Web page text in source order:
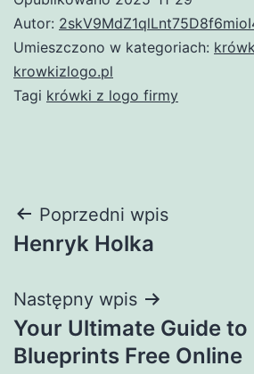
Autor:
Umieszczono w kategoriach:
krowkizlogo.pl
Tagi krówki z logo firmy
Nawigacja
wpisu
Poprzedni wpis
Henryk Holka
Następny wpis
Your Ultimate Guide
Blueprints Free Online